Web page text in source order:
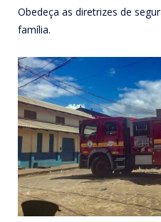
Obedeça as diretrizes de
família.